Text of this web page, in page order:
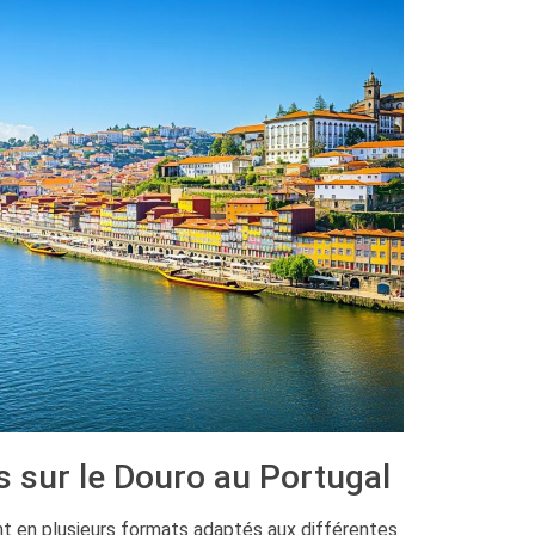
le Douro au Portugal
en plusieurs formats adaptés aux différentes